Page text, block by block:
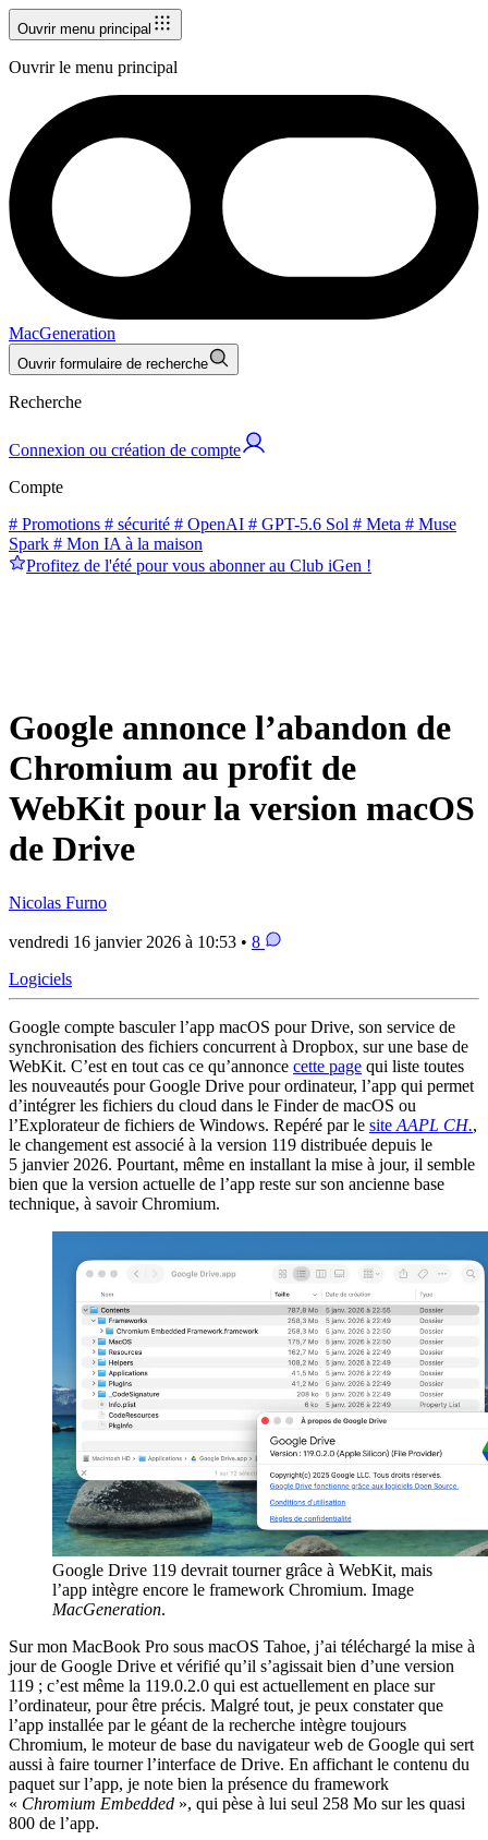
Ouvrir menu principal
Ouvrir le menu principal
MacGeneration
Ouvrir formulaire de recherche
Recherche
Connexion ou création de compte
Compte
# Promotions # sécurité # OpenAI # GPT-5.6 Sol # Meta # Muse
Spark # Mon IA à la maison
Profitez de l'été pour vous abonner au Club iGen !
Google annonce l’abandon de
Chromium au profit de
WebKit pour la version macOS
de Drive
Nicolas Furno
vendredi 16 janvier 2026 à 10:53 • 8
Logiciels
Google compte basculer l’app macOS pour Drive, son service de
synchronisation des fichiers concurrent à Dropbox, sur une base de
WebKit. C’est en tout cas ce qu’annonce cette page qui liste toutes
les nouveautés pour Google Drive pour ordinateur, l’app qui permet
d’intégrer les fichiers du cloud dans le Finder de macOS ou
l’Explorateur de fichiers de Windows. Repéré par le site AAPL CH.,
le changement est associé à la version 119 distribuée depuis le
5 janvier 2026. Pourtant, même en installant la mise à jour, il semble
bien que la version actuelle de l’app reste sur son ancienne base
technique, à savoir Chromium.
Google Drive 119 devrait tourner grâce à WebKit, mais
l’app intègre encore le framework Chromium. Image
MacGeneration.
Sur mon MacBook Pro sous macOS Tahoe, j’ai téléchargé la mise à
jour de Google Drive et vérifié qu’il s’agissait bien d’une version
119 ; c’est même la 119.0.2.0 qui est actuellement en place sur
l’ordinateur, pour être précis. Malgré tout, je peux constater que
l’app installée par le géant de la recherche intègre toujours
Chromium, le moteur de base du navigateur web de Google qui sert
aussi à faire tourner l’interface de Drive. En affichant le contenu du
paquet sur l’app, je note bien la présence du framework
« Chromium Embedded », qui pèse à lui seul 258 Mo sur les quasi
800 de l’app.